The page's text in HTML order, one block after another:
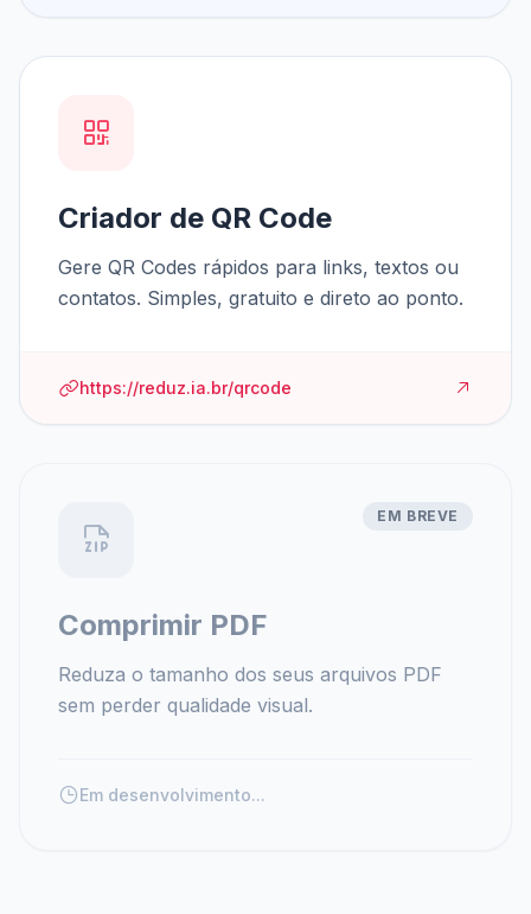
Criador de QR Code
Gere QR Codes rápidos para links, textos ou
contatos. Simples, gratuito e direto ao ponto.
https://reduz.ia.br/qrcode
EM BREVE
Comprimir PDF
Reduza o tamanho dos seus arquivos PDF
sem perder qualidade visual.
Em desenvolvimento...